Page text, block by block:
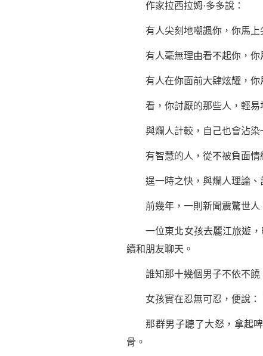
作家拉西拉姆·多多說：
有人尖刻地嘲諷你，你馬上
有人毫無理由看不起你，你
有人在你面前大肆炫耀，你
看，你討厭的那些人，輕易
與爛人計較，自己也會沾染
有智慧的人，從不被負面情緒
逞一時之快，與爛人理論、
前幾年，一則新聞震驚世人
一位東北女孩去麗江旅遊，
續和朋友聊天。
誰知那十幾個男子不依不饒
女孩實在忍無可忍，便說：
那群男子聽了大怒，拿起啤
骨。